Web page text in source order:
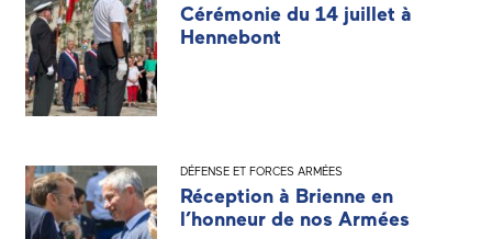
Cérémonie du 14 juillet à
Hennebont
DÉFENSE ET FORCES ARMÉES
Réception à Brienne en
l’honneur de nos Armées